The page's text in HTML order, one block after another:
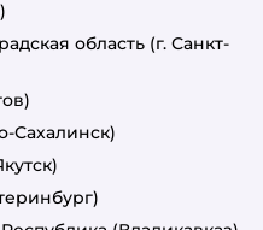
область (г. Санкт-
Сахалинск)